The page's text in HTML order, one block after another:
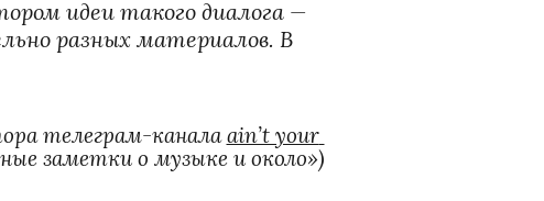
разных материалов. В
телеграм-канала ain’t your
заметки о музыке и около»)